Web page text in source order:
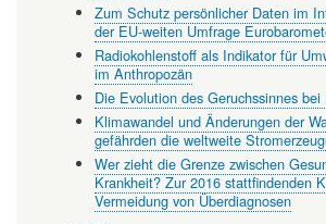
Zum Schutz persönlicher Daten im
der EU-weiten Umfrage
Radiokohlenstoff als Indikator für
im Anthropozän
Die Evolution des Geruchssinnes bei
Klimawandel und Änderungen der
gefährden die weltweite
Wer zieht die Grenze zwischen
Krankheit? Zur 2016 stattfindenden
Vermeidung von Überdiagnosen